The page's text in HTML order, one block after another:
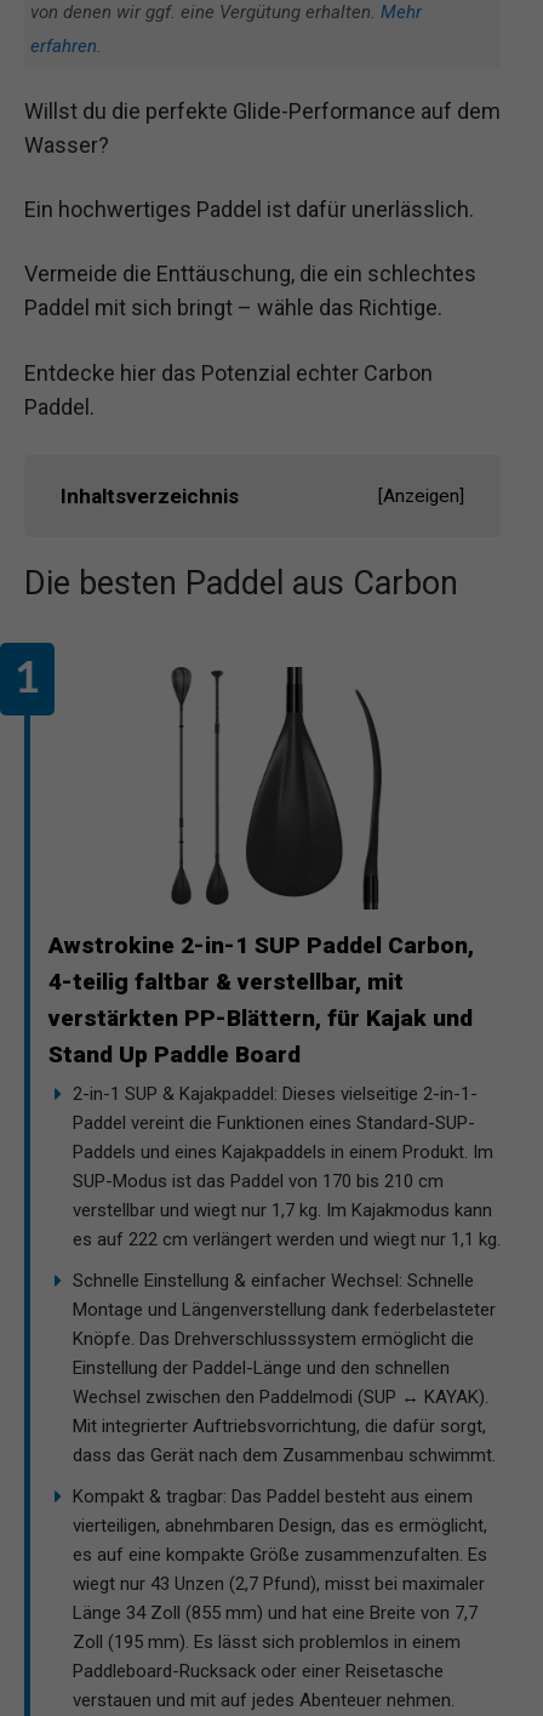
von denen wir ggf. eine Vergütung erhalten. Mehr
erfahren.
Willst du die perfekte Glide-Performance auf dem
Wasser?
Ein hochwertiges Paddel ist dafür unerlässlich.
Vermeide die Enttäuschung, die ein schlechtes
Paddel mit sich bringt – wähle das Richtige.
Entdecke hier das Potenzial echter Carbon
Paddel.
Inhaltsverzeichnis [Anzeigen]
Die besten Paddel aus Carbon
Awstrokine 2-in-1 SUP Paddel Carbon,
4-teilig faltbar & verstellbar, mit
verstärkten PP-Blättern, für Kajak und
Stand Up Paddle Board
2-in-1 SUP & Kajakpaddel: Dieses vielseitige 2-in-1-
Paddel vereint die Funktionen eines Standard-SUP-
Paddels und eines Kajakpaddels in einem Produkt. Im
SUP-Modus ist das Paddel von 170 bis 210 cm
verstellbar und wiegt nur 1,7 kg. Im Kajakmodus kann
es auf 222 cm verlängert werden und wiegt nur 1,1 kg.
Schnelle Einstellung & einfacher Wechsel: Schnelle
Montage und Längenverstellung dank federbelasteter
Knöpfe. Das Drehverschlusssystem ermöglicht die
Einstellung der Paddel-Länge und den schnellen
Wechsel zwischen den Paddelmodi (SUP ↔ KAYAK).
Mit integrierter Auftriebsvorrichtung, die dafür sorgt,
dass das Gerät nach dem Zusammenbau schwimmt.
Kompakt & tragbar: Das Paddel besteht aus einem
vierteiligen, abnehmbaren Design, das es ermöglicht,
es auf eine kompakte Größe zusammenzufalten. Es
wiegt nur 43 Unzen (2,7 Pfund), misst bei maximaler
Länge 34 Zoll (855 mm) und hat eine Breite von 7,7
Zoll (195 mm). Es lässt sich problemlos in einem
Paddleboard-Rucksack oder einer Reisetasche
verstauen und mit auf jedes Abenteuer nehmen.